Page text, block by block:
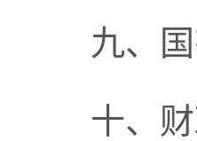
九、
十、